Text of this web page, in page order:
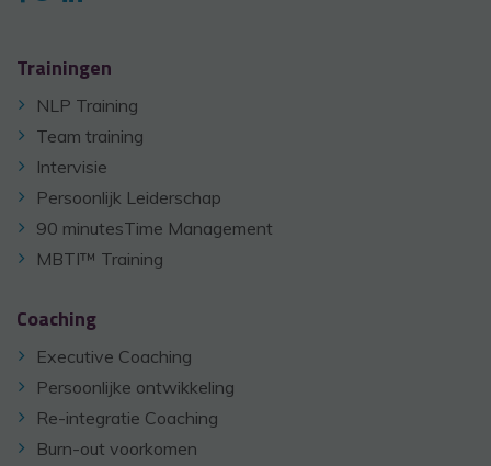
Trainingen
NLP Training
Team training
Intervisie
Persoonlijk Leiderschap
90 minutesTime Management
MBTI™ Training
Coaching
Executive Coaching
Persoonlijke ontwikkeling
Re-integratie Coaching
Burn-out voorkomen